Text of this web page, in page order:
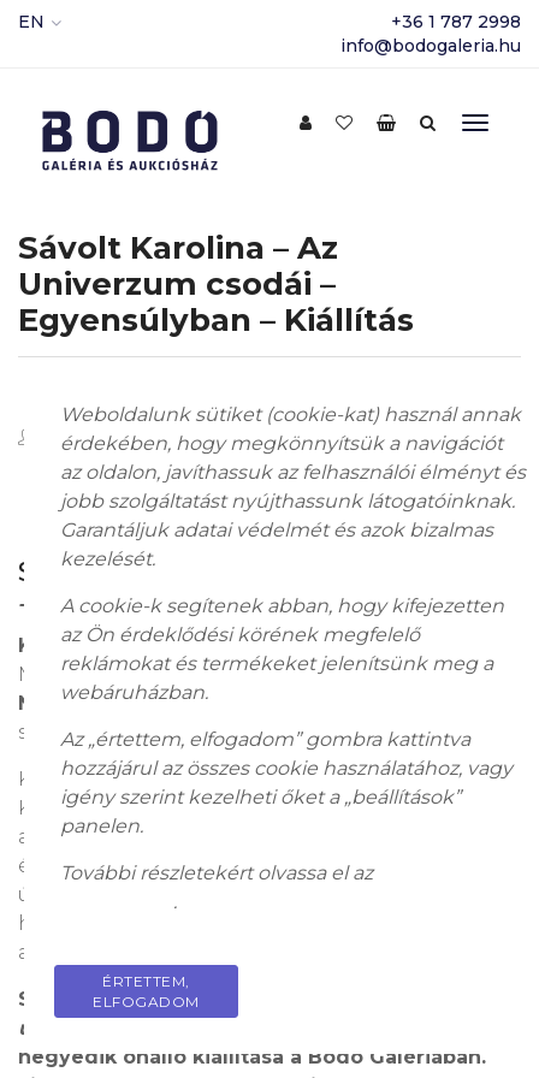
EN
+36 1 787 2998
info@bodogaleria.hu
Sávolt Karolina – Az
Univerzum csodái –
Egyensúlyban – Kiállítás
admin 2025,Kiállítások 2025.04.03.
Sávolt Karolina:
– Egyensúlyban
Kiállítás időtartama:2025. április 3–29.
Meghosszabbítva május 10-ig.
Nyitva tartás:hétköznaponként 10:00–18:00,
szombaton 10:00–13:00
Korunk egyik legfiatalabb alkotóművésze, Sávolt
Karolina, egy különleges utazásra hív: a természet,
az élet, és az egyensúly világába. A kiállítás vizuális
élményen keresztül kínál lehetőséget arra, hogy
újra kapcsolatba kerüljünk azzal az univerzális
harmóniával, amely mindannyiunk létezésének
alapja.
Sávolt Karolina mindössze 14 éves, de
univerzum csodái – Egyensúlyban
negyedik önálló kiállítása a Bodó Galériában.
Weboldalunk sütiket (cookie-kat) használ annak
érdekében, hogy megkönnyítsük a navigációt
az oldalon, javíthassuk az felhasználói élményt és
jobb szolgáltatást nyújthassunk látogatóinknak.
Garantáljuk adatai védelmét és azok bizalmas
kezelését.
A cookie-k segítenek abban, hogy kifejezetten
az Ön érdeklődési körének megfelelő
reklámokat és termékeket jelenítsünk meg a
webáruházban.
Az „értettem, elfogadom” gombra kattintva
hozzájárul az összes cookie használatához, vagy
igény szerint kezelheti őket a „beállítások”
panelen.
További részletekért olvassa el az
.
ÉRTETTEM,
ELFOGADOM